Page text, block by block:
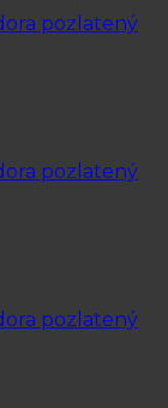
pozlatený
pozlatený
pozlatený